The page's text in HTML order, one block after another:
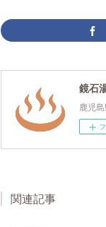
鏡石
鹿児
関連記事